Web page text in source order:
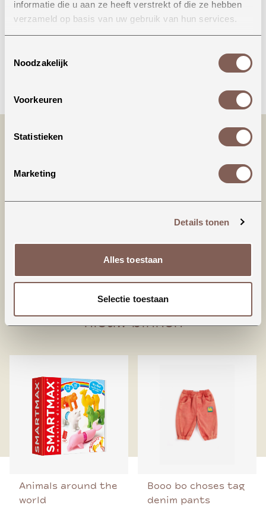
informatie die u aan ze heeft verstrekt of die ze hebben
verzameld op basis van uw gebruik van hun services.
Noodzakelijk
Voorkeuren
Statistieken
Marketing
Details tonen
Alles toestaan
Selectie toestaan
Onze winkel in Uden
Bekijk openingstijden
Productinformatie
95% Biologisch katoen
5% Elastaan
nieuw binnen
Animals around the
world
Booo bo choses tag
denim pants